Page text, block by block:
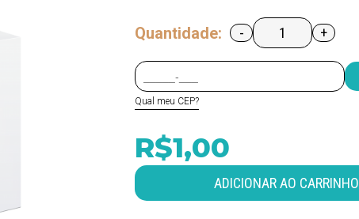
Quantidade: - +
Qual meu CEP?
R$1,00
ADICIONAR AO CARRINHO